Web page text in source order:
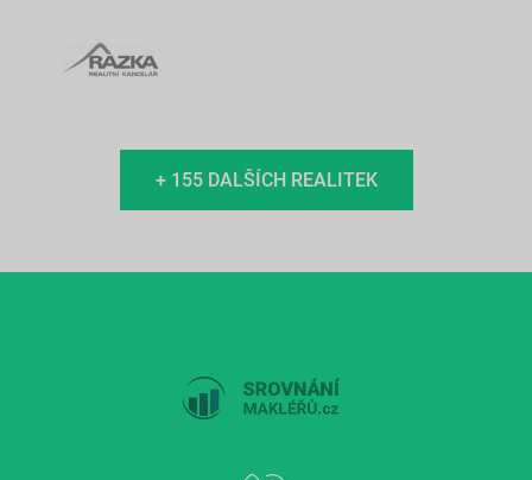
+ 155 DALŠÍCH REALITEK